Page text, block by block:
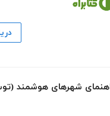
شهرهای هوشمند